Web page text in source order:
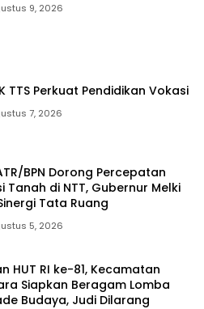
9, 2026
TTS Perkuat Pendidikan Vokasi
7, 2026
BPN Dorong Percepatan
Tanah di NTT, Gubernur Melki
Tata Ruang
5, 2026
HUT RI ke-81, Kecamatan
Siapkan Beragam Lomba
Budaya, Judi Dilarang